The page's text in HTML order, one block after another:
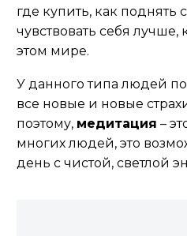
где купить, как поднять
чувствовать себя лучше,
этом мире.
У данного типа людей
все новые и новые
поэтому, медитация –
многих людей, это
день с чистой, светлой